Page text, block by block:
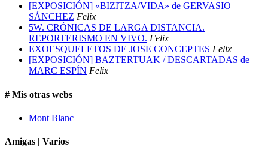
[EXPOSICIÓN] «BIZITZA/VIDA» de GERVASIO
SÁNCHEZ Felix
5W. CRÓNICAS DE LARGA DISTANCIA.
REPORTERISMO EN VIVO. Felix
EXOESQUELETOS DE JOSE CONCEPTES Felix
[EXPOSICIÓN] BAZTERTUAK / DESCARTADAS de
MARC ESPÍN Felix
# Mis otras webs
Mont Blanc
Amigas | Varios